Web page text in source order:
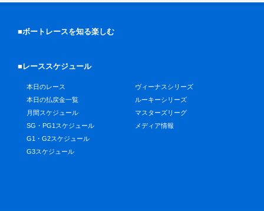
■ボートレースを知る楽しむ
■レーススケジュール
本日のレース
本日の払戻金一覧
月間スケジュール
SG・PG1スケジュール
G1・G2スケジュール
G3スケジュール
ヴィーナスシリーズ
ルーキーシリーズ
マスターズリーグ
メディア情報